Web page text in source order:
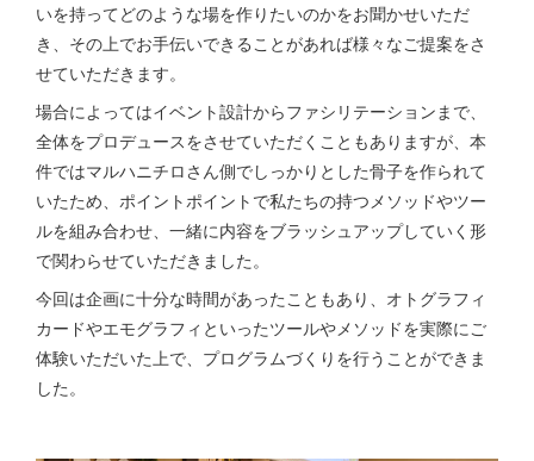
いを持ってどのような場を作りたいのかをお聞かせいただ
き、その上でお手伝いできることがあれば様々なご提案をさ
せていただきます。
場合によってはイベント設計からファシリテーションまで、
全体をプロデュースをさせていただくこともありますが、本
件ではマルハニチロさん側でしっかりとした骨子を作られて
いたため、ポイントポイントで私たちの持つメソッドやツー
ルを組み合わせ、一緒に内容をブラッシュアップしていく形
で関わらせていただきました。
今回は企画に十分な時間があったこともあり、オトグラフィ
カードやエモグラフィといったツールやメソッドを実際にご
体験いただいた上で、プログラムづくりを行うことができま
した。